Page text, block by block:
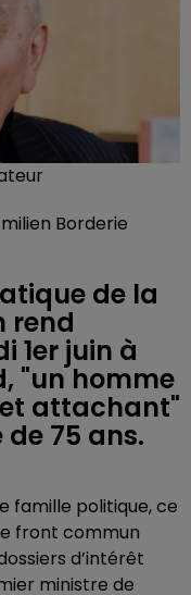
Borderie
de la
rend
1er juin à
"un homme
attachant"
75 ans.
famille politique, ce
front commun
d’intérêt
ministre de